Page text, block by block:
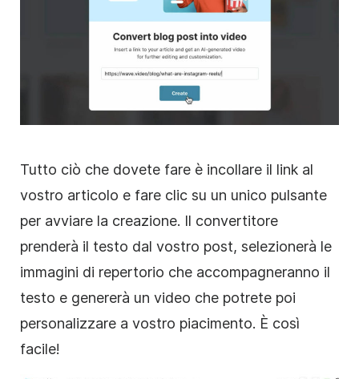
Tutto ciò che dovete fare è incollare il link al
vostro articolo e fare clic su un unico pulsante
per avviare la creazione. Il convertitore
prenderà il testo dal vostro post, selezionerà le
immagini di repertorio che accompagneranno il
testo e genererà un video che potrete poi
personalizzare a vostro piacimento. È così
facile!